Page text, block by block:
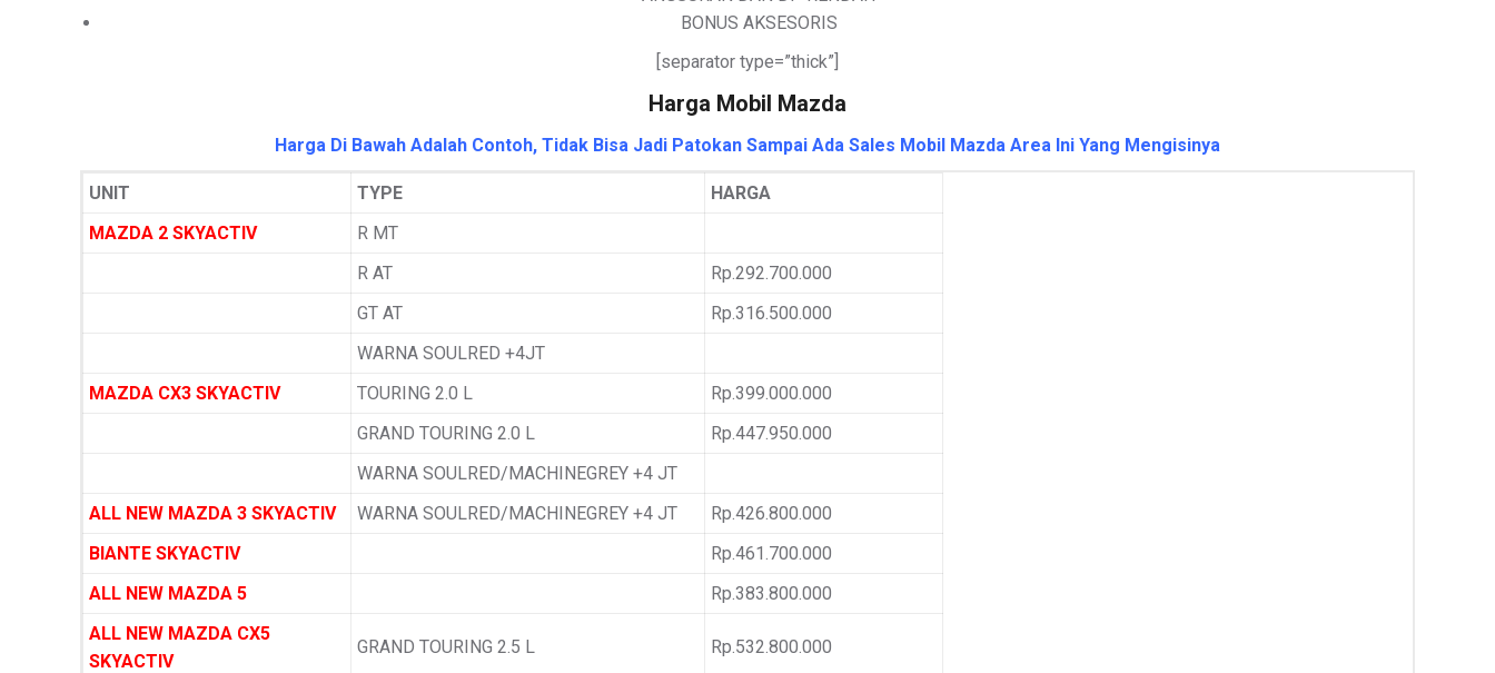
BONUS AKSESORIS
[separator type=”thick”]
Harga Mobil Mazda
Harga Di Bawah Adalah Contoh, Tidak Bisa Jadi Patokan Sampai Ada Sales Mobil Mazda Area Ini Yang Mengisinya
UNIT TYPE
HARGA
MAZDA 2 SKYACTIV
R MT
R AT
Rp.292.700.000
GT AT
Rp.316.500.000
WARNA SOULRED +4JT
MAZDA CX3 SKYACTIV
TOURING 2.0 L
Rp.399.000.000
GRAND TOURING 2.0 L
Rp.447.950.000
WARNA SOULRED/MACHINEGREY +4 JT
ALL NEW MAZDA 3 SKYACTIV
WARNA SOULRED/MACHINEGREY +4 JT
Rp.426.800.000
BIANTE SKYACTIV
Rp.461.700.000
ALL NEW MAZDA 5
Rp.383.800.000
ALL NEW MAZDA CX5
SKYACTIV
GRAND TOURING 2.5 L Rp.532.800.000